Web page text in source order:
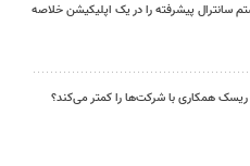
سانترال پیشرفته را در یک اپلیکیشن خلاصه
همکاری با شرکت‌ها را کمتر می‌کند؟